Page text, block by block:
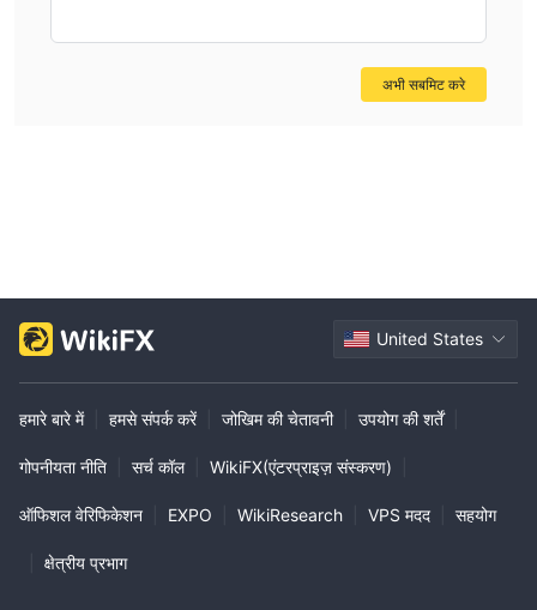
अभी सबमिट करे
United States
हमारे बारे में हमसे संपर्क करें जोखिम की चेतावनी उपयोग की शर्तें
गोपनीयता नीति सर्च कॉल WikiFX(एंटरप्राइज़ संस्करण)
ऑफिशल वेरिफिकेशन EXPO WikiResearch VPS मदद सहयोग
क्षेत्रीय प्रभाग